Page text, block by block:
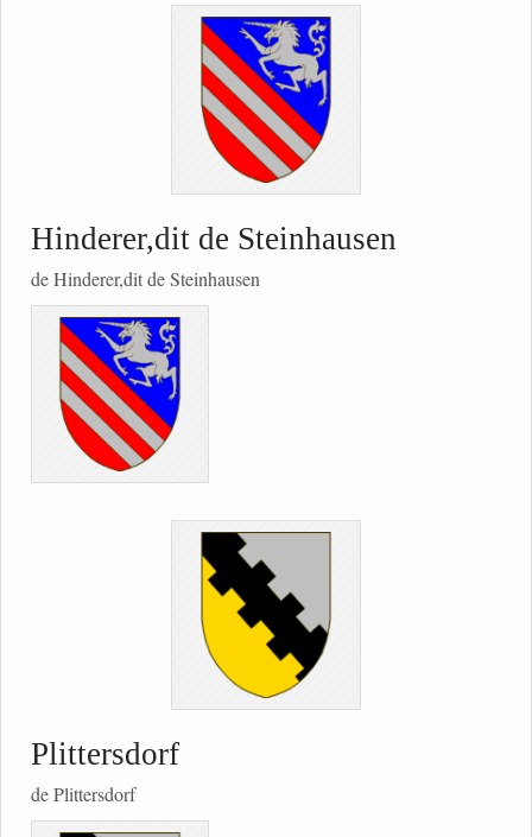
Hinderer,dit de Steinhausen
de Hinderer,dit de Steinhausen
Plittersdorf
de Plittersdorf